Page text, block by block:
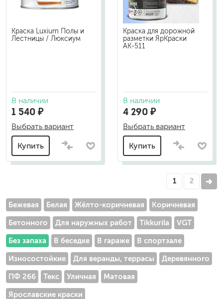
Краска Luxium Полы и
Лестницы / Люксиум
В наличии
1 540 ₽
Выбрать вариант
Купить
Краска для дорожной
разметки ЯрКраски
АК-511
В наличии
4 290 ₽
Выбрать вариант
Купить
1 2
Бежевая Белая Жёлто-коричневая Коричневая
Бетонного Для наружных работ Tikkurila VGT
Без запаха В беседке В гараже В спортзале
Износостойкие Для веранды, террасы Деревянного
ПФ 266 Текс Уличная Матовая
Ярославские краски